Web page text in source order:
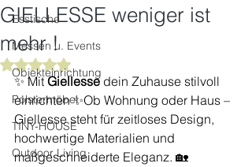
Esstische
Messen u. Events
Objekteinrichtung
Polstermöbel
TINY-HOUSE
Outdoor Living
GIELLESSE weniger ist
mehr !
Mit NaN von 5 Sternen bewertet.
✨ Mit Giellesse dein Zuhause stilvoll
einrichten ✨Ob Wohnung oder Haus –
Giellesse steht für zeitloses Design,
hochwertige Materialien und
maßgeschneiderte Eleganz. 🏡